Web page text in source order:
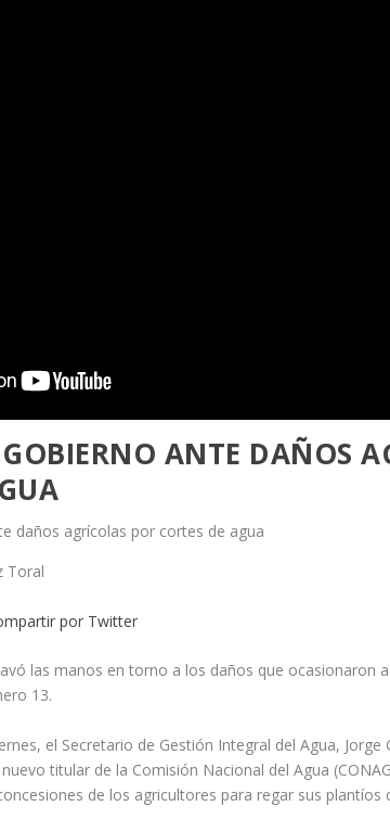
ANTE DAÑOS
Toral
por Twitter
las manos en torno a los daños que ocasionaron
13.
el Secretario de Gestión Integral del Agua,
titular de la Comisión Nacional del Agua
de los agricultores para regar sus plantíos